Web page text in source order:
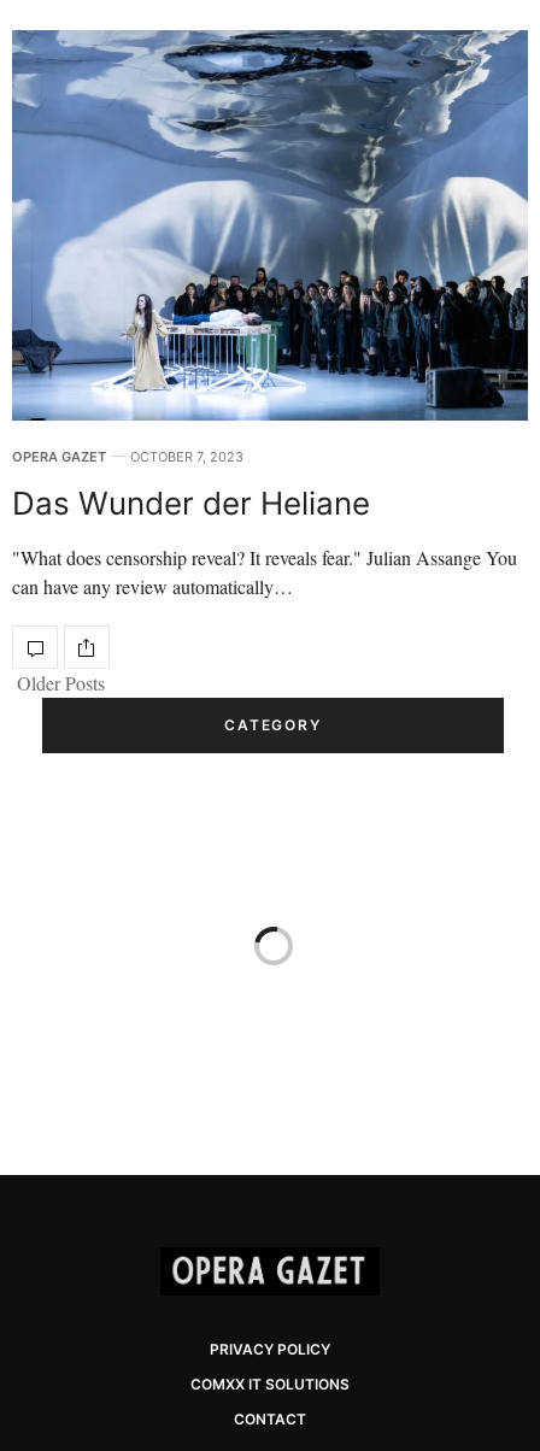
OPERA GAZET OCTOBER 7, 2023
Das Wunder der Heliane
"What does censorship reveal? It reveals fear." Julian Assange You
can have any review automatically…
Older Posts
CATEGORY
PRIVACY POLICY
COMXX IT SOLUTIONS
CONTACT